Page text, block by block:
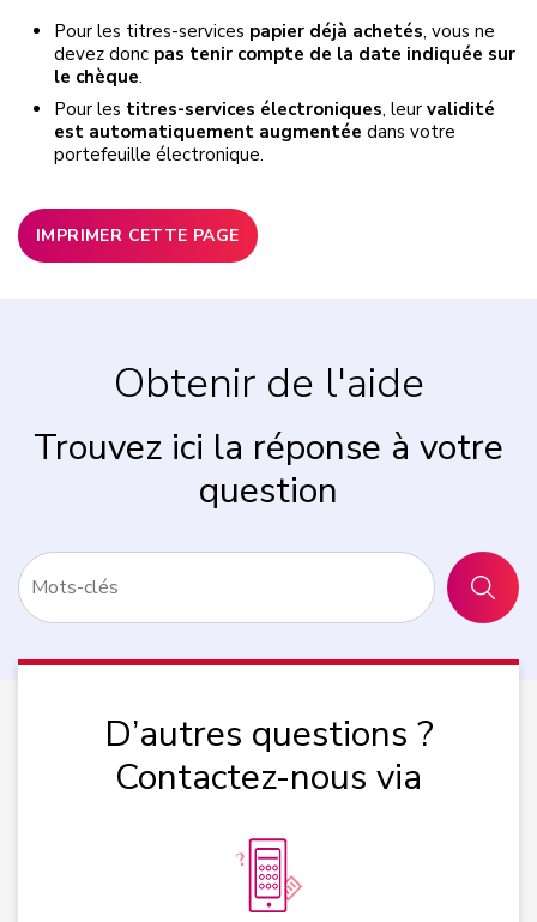
Pour les titres-services papier déjà achetés, vous ne
devez donc pas tenir compte de la date indiquée sur
le chèque.
Pour les titres-services électroniques, leur validité
est automatiquement augmentée dans votre
portefeuille électronique.
IMPRIMER CETTE PAGE
Obtenir de l'aide
Trouvez ici la réponse à votre
question
D’autres questions ?
Contactez-nous via